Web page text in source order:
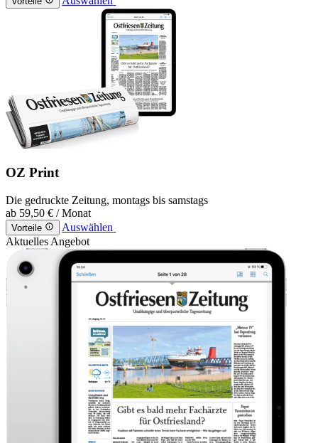
OZ Print
Die gedruckte Zeitung, montags bis samstags
ab 59,50 € / Monat
Vorteile
Auswählen
Aktuelles Angebot